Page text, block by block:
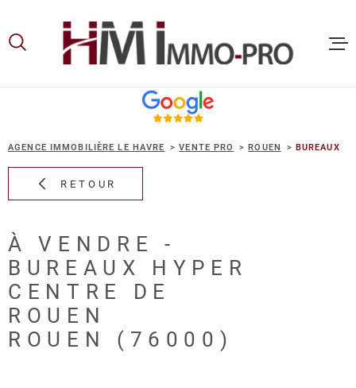
lamenu
contenu
AGENCE IMMOBILIÈRE LE HAVRE VENTE PRO ROUEN BUREAUX
RETOUR
À VENDRE -
BUREAUX HYPER
CENTRE DE
ROUEN
ROUEN (76000)